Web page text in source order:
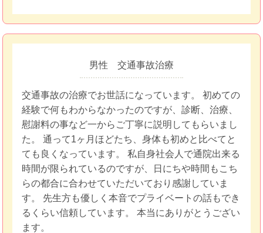
男性 交通事故治療
交通事故の治療でお世話になっています。 初めての
経験で何もわからなかったのですが、診断、治療、
慰謝料の事など一からご丁寧に説明してもらいまし
た。 通って1ヶ月ほどたち、身体も初めと比べてと
ても良くなっています。 私自身社会人で通院出来る
時間が限られているのですが、日にちや時間もこち
らの都合に合わせていただいており感謝していま
す。 先生方も優しく本音でプライベートの話もでき
るくらい信頼しています。 本当にありがとうござい
ます。